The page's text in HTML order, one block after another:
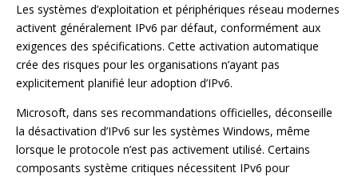
Les systèmes d’exploitation et périphériques réseau modernes
activent généralement IPv6 par défaut, conformément aux
exigences des spécifications. Cette activation automatique
crée des risques pour les organisations n’ayant pas
explicitement planifié leur adoption d’IPv6.
Microsoft, dans ses recommandations officielles, déconseille
la désactivation d’IPv6 sur les systèmes Windows, même
lorsque le protocole n’est pas activement utilisé. Certains
composants système critiques nécessitent IPv6 pour